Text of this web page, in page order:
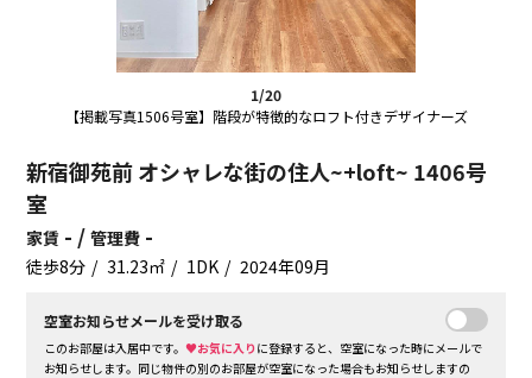
1/20
【掲載写真1506号室】階段が特徴的なロフト付きデザイナーズ
新宿御苑前 オシャレな街の住人~+loft~ 1406号
室
家賃 - /管理費 -
徒歩8分 31.23㎡ 1DK 2024年09月
空室お知らせメールを受け取る
このお部屋は入居中です。♥お気に入り に登録すると、空室になった時にメールで
お知らせします。同じ物件の別のお部屋が空室になった場合もお知らせしますの